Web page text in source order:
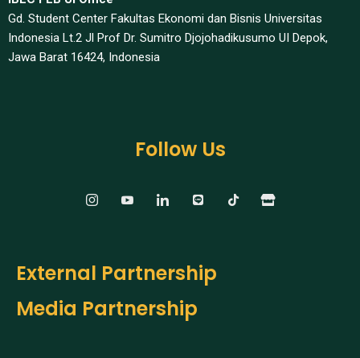
Gd. Student Center Fakultas Ekonomi dan Bisnis Universitas
Indonesia Lt.2 Jl Prof Dr. Sumitro Djojohadikusumo UI Depok,
Jawa Barat 16424, Indonesia​
Follow Us
External Partnership
Media Partnership